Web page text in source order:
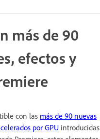
más de 90
efectos y
con las más de 90 nuevas
por GPU introducidas